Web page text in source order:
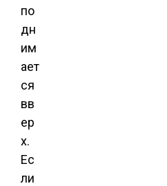
по
дн
им
ает
ся
вв
ер
х.
Ес
ли